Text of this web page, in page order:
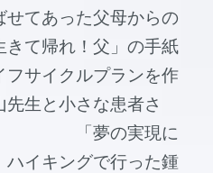
せてあった父母からの
きて帰れ！父」の手紙
フサイクルプランを作
生と小さな患者さ
実現に
ハイキングで行った鍾